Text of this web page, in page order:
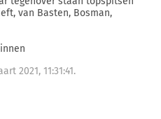
van Basten, Bosman,
2021, 11:31:41.